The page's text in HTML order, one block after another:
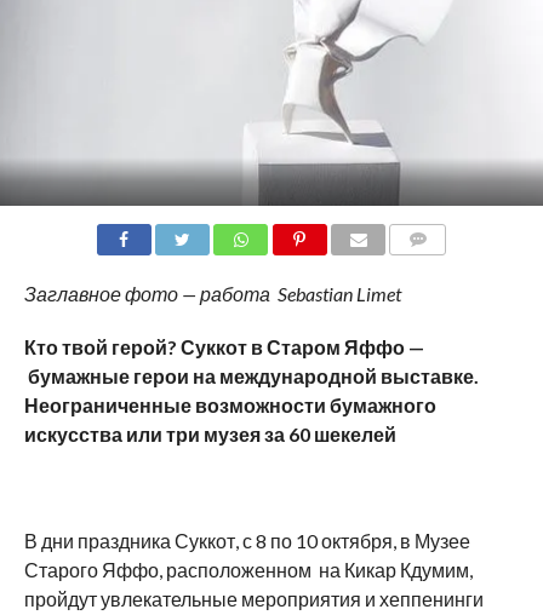
Заглавное фото — работа Sebastian Limet
Кто твой герой? Суккот в Старом Яффо —
бумажные герои на международной выставке.
Неограниченные возможности бумажного
искусства или три музея за 60 шекелей
В дни праздника Суккот, с 8 по 10 октября, в Музее
Старого Яффо, расположенном на Кикар Кдумим,
пройдут увлекательные мероприятия и хеппенинги